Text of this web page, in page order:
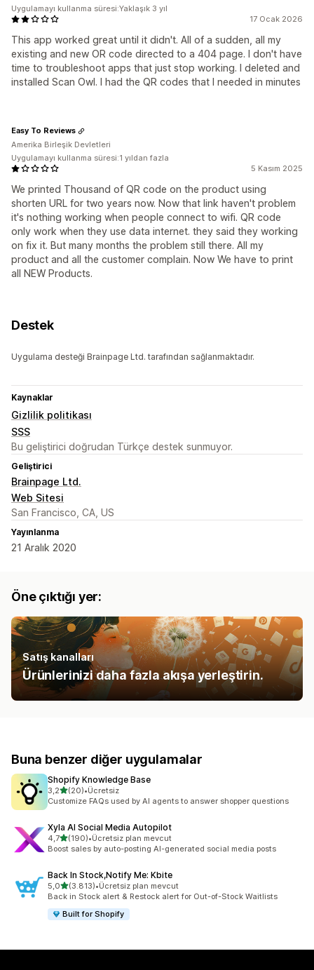
17 Ocak 2026
This app worked great until it didn't. All of a sudden, all my
existing and new OR code directed to a 404 page. I don't have
time to troubleshoot apps that just stop working. I deleted and
installed Scan Owl. I had the QR codes that I needed in minutes
Uygulamayı kullanma süresi:Yaklaşık 3 yıl
5 Kasım 2025
We printed Thousand of QR code on the product using
shorten URL for two years now. Now that link haven't problem
it's nothing working when people connect to wifi. QR code
only work when they use data internet. they said they working
on fix it. But many months the problem still there. All my
product and all the customer complain. Now We have to print
all NEW Products.
Easy To Reviews
Amerika Birleşik Devletleri
Uygulamayı kullanma süresi:1 yıldan fazla
Destek
Uygulama desteği Brainpage Ltd. tarafından sağlanmaktadır.
Kaynaklar
Gizlilik politikası
SSS
Bu geliştirici doğrudan Türkçe destek sunmuyor.
Geliştirici
Brainpage Ltd.
Web Sitesi
San Francisco, CA, US
Yayınlanma
21 Aralık 2020
Öne çıktığı yer:
Satış kanalları
Ürünlerinizi daha fazla akışa yerleştirin.
Buna benzer diğer uygulamalar
Shopify Knowledge Base
3,25 yıldız üzerinden
(20)
toplam 20 değerlendirme
•Ücretsiz
Customize FAQs used by AI agents to answer shopper questions
Xyla AI Social Media Autopilot
4,75 yıldız üzerinden
(190)
toplam 190 değerlendirme
•Ücretsiz plan mevcut
Boost sales by auto-posting AI-generated social media posts
Back In Stock,Notify Me: Kbite
5,05 yıldız üzerinden
(3.813)
toplam 3813 değerlendirme
•Ücretsiz plan mevcut
Back in Stock alert & Restock alert for Out-of-Stock Waitlists
Built for Shopify